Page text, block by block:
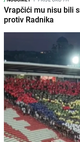
Vrapčići mu nisu bili
protiv Radnika